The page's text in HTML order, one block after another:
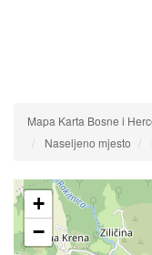
Mapa Karta Bosne i
Naseljeno mjesto
+
−